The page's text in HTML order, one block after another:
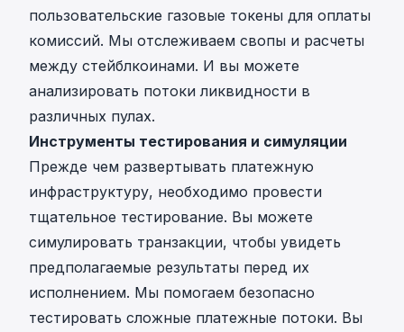
пользовательские газовые токены для оплаты
комиссий. Мы отслеживаем свопы и расчеты
между стейблкоинами. И вы можете
анализировать потоки ликвидности в
различных пулах.
Инструменты тестирования и симуляции
Прежде чем развертывать платежную
инфраструктуру, необходимо провести
тщательное тестирование. Вы можете
симулировать транзакции, чтобы увидеть
предполагаемые результаты перед их
исполнением. Мы помогаем безопасно
тестировать сложные платежные потоки. Вы